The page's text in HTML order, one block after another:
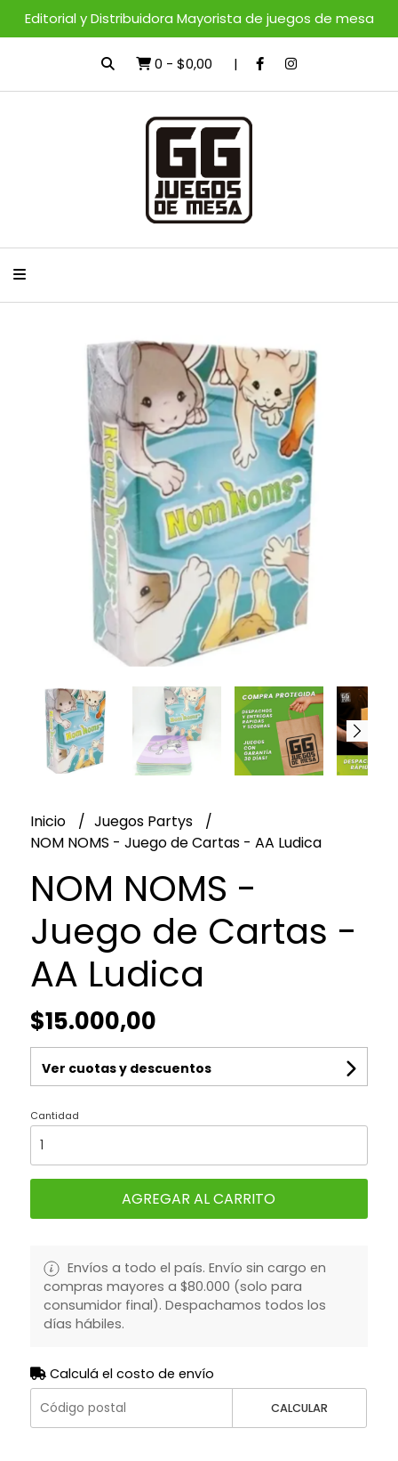
Editorial y Distribuidora Mayorista de juegos de mesa
0 - $0,00
Inicio
Juegos Partys
NOM NOMS - Juego de Cartas - AA Ludica
NOM NOMS -
Juego de Cartas -
AA Ludica
$15.000,00
Ver cuotas y descuentos
Cantidad
AGREGAR AL CARRITO
Envíos a todo el país. Envío sin cargo en
compras mayores a $80.000 (solo para
consumidor final). Despachamos todos los
días hábiles.
Calculá el costo de envío
CALCULAR